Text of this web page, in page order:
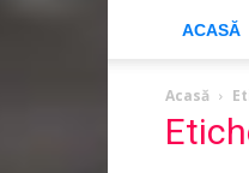
ACASĂ
Acasă